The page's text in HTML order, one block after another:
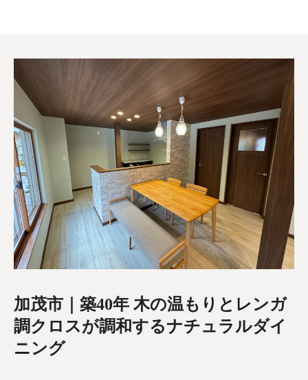
加茂市｜築40年 木の温もりとレンガ
調クロスが調和するナチュラルダイ
ニング